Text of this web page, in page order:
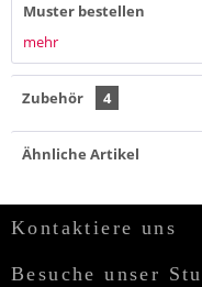
Muster bestellen
mehr
Zubehör 4
Ähnliche Artikel
Kontaktiere uns
Besuche unser